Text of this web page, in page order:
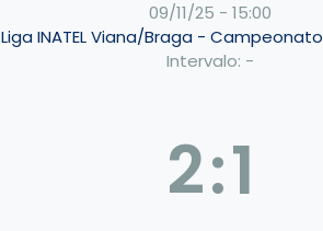
09/11/25 - 15:00
Liga INATEL Viana/Braga - Campeonato
Intervalo: -
2:1